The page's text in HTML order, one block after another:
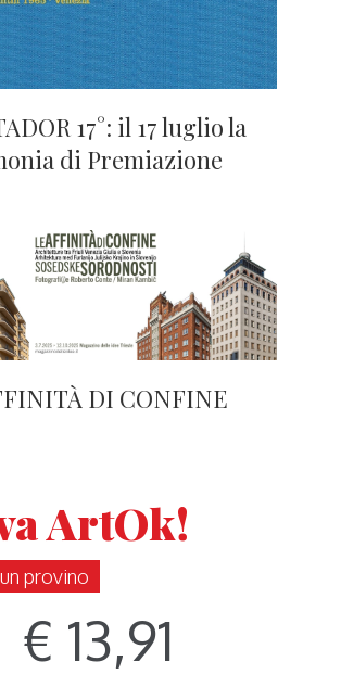
17°: il 17 luglio la
di Premiazione
DI CONFINE
ArtOk!
provino
€ 13,91